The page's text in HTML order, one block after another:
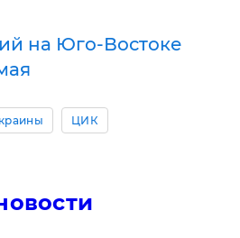
на Юго-Востоке
ЦИК